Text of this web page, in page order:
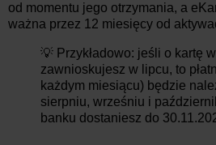
od momentu jego otrzymania, a
ważna przez 12 miesięcy od
💡 Przykładowo: jeśli o kartę
zawnioskujesz w lipcu, to
każdym miesiącu) będzie
sierpniu, wrześniu i
banku dostaniesz do